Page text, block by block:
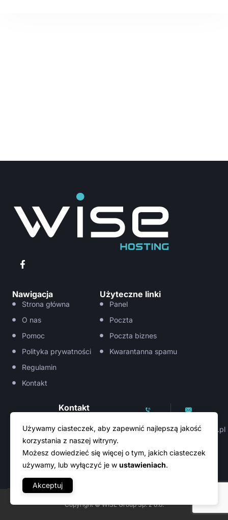
Nawigacja
Strona główna
O nas
Pomoc
Polityka prywatności
Regulamin
Kontakt
Użyteczne linki
Panel
Poczta
Poczta biznes
Kwarantanna spamu
Kontakt
222
906
hosting@wise.pl
Copyright © WISE Group Sp. z o.o.
Używamy ciasteczek, aby zapewnić najlepszą jakość
korzystania z naszej witryny.
Możesz dowiedzieć się więcej o tym, jakich ciasteczek
używamy, lub wyłączyć je w ustawieniach.
Akceptuj